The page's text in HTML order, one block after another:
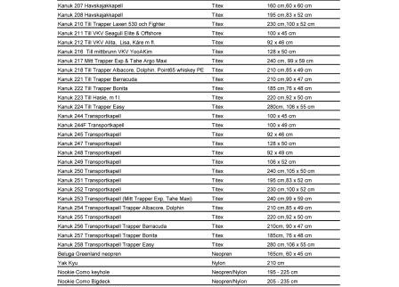
kan
väljas
på
produktsidan